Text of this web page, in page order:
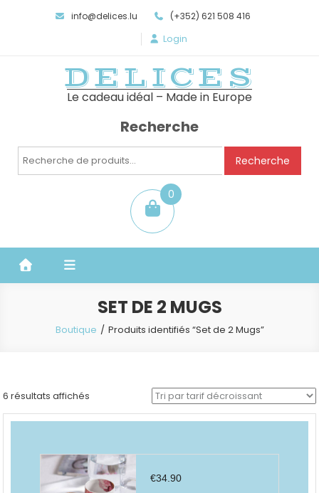
info@delices.lu (+352) 621 508 416
Login
DELICES
Le cadeau idéal – Made in Europe
Recherche
Recherche
Recherche
0
item
SET DE 2 MUGS
Boutique Produits identifiés “Set de 2 Mugs”
6 résultats affichés
par
€34.90